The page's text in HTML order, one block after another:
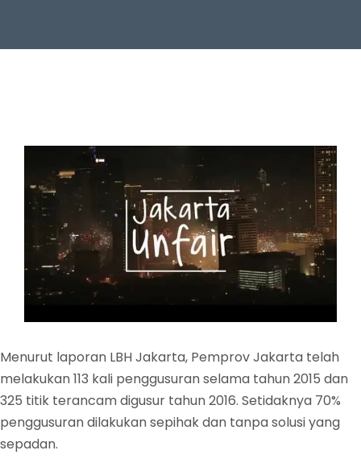
Menurut laporan LBH Jakarta, Pemprov Jakarta telah
melakukan 113 kali penggusuran selama tahun 2015 dan
325 titik terancam digusur tahun 2016. Setidaknya 70%
penggusuran dilakukan sepihak dan tanpa solusi yang
sepadan.